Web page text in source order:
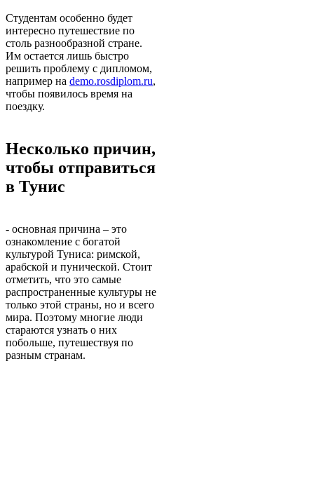
Студентам особенно будет
интересно путешествие по
столь разнообразной стране.
Им остается лишь быстро
решить проблему с дипломом,
например на demo.rosdiplom.ru,
чтобы появилось время на
поездку.
Несколько причин,
чтобы отправиться
в Тунис
- основная причина – это
ознакомление с богатой
культурой Туниса: римской,
арабской и пунической. Стоит
отметить, что это самые
распространенные культуры не
только этой страны, но и всего
мира. Поэтому многие люди
стараются узнать о них
побольше, путешествуя по
разным странам.